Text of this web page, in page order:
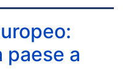
paese a